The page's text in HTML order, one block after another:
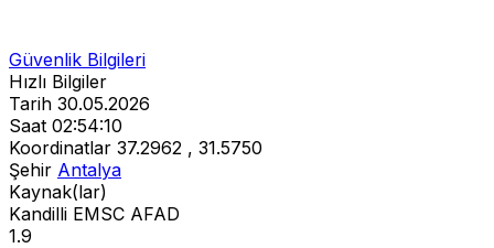
Güvenlik Bilgileri
Hızlı Bilgiler
Tarih 30.05.2026
Saat 02:54:10
Koordinatlar 37.2962 , 31.5750
Şehir Antalya
Kaynak(lar)
Kandilli EMSC AFAD
1.9